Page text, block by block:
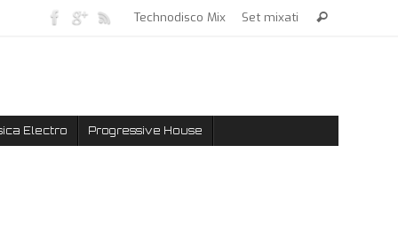
Technodisco Mix Set mixati
Electro Progressive House